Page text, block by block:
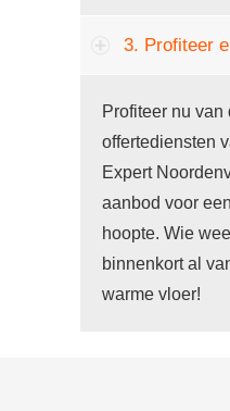
3. Profiteer
Profiteer nu van
offertediensten
Expert
aanbod voor
hoopte. Wie
binnenkort al
warme vloer!